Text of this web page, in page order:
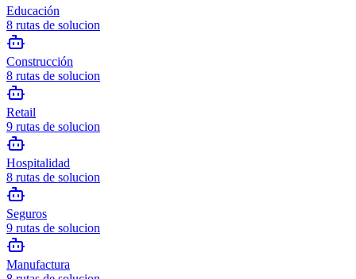
Educación
8 rutas de solucion
Construcción
8 rutas de solucion
Retail
9 rutas de solucion
Hospitalidad
8 rutas de solucion
Seguros
9 rutas de solucion
Manufactura